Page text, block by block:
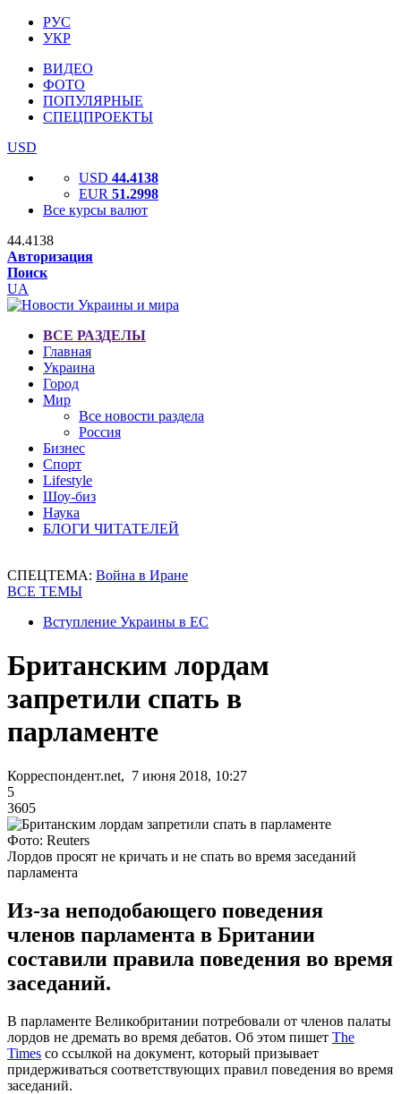
РУС
УКР
ВИДЕО
ФОТО
ПОПУЛЯРНЫЕ
СПЕЦПРОЕКТЫ
USD
USD 44.4138
EUR 51.2998
Все курсы валют
44.4138
Авторизация
Поиск
UA
ВСЕ РАЗДЕЛЫ
Главная
Украина
Город
Мир
Все новости раздела
Россия
Бизнес
Спорт
Lifestyle
Шоу-биз
Наука
БЛОГИ ЧИТАТЕЛЕЙ
СПЕЦТЕМА: Война в Иране
ВСЕ ТЕМЫ
Вступление Украины в ЕС
Британским лордам
запретили спать в
парламенте
Корреспондент.net, 7 июня 2018, 10:27
5
3605
Фото: Reuters
Лордов просят не кричать и не спать во время заседаний
парламента
Из-за неподобающего поведения
членов парламента в Британии
составили правила поведения во время
заседаний.
В парламенте Великобритании потребовали от членов палаты
лордов не дремать во время дебатов. Об этом пишет The
Times со ссылкой на документ, который призывает
придерживаться соответствующих правил поведения во время
заседаний.